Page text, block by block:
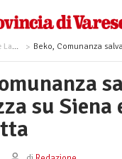
Beko, Comunanza salva, incertezza su
su Siena